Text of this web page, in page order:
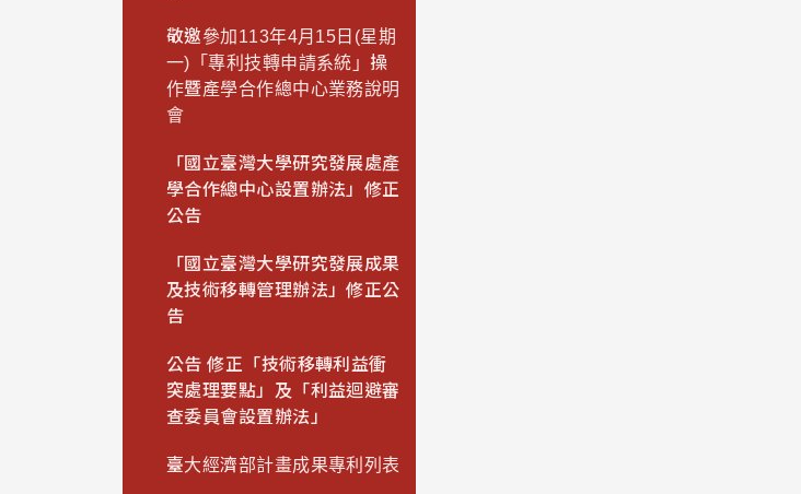
敬邀參加113年4月15日(星期
一)「專利技轉申請系統」操
作暨產學合作總中心業務說明
會
「國立臺灣大學研究發展處產
學合作總中心設置辦法」修正
公告
「國立臺灣大學研究發展成果
及技術移轉管理辦法」修正公
告
公告 修正「技術移轉利益衝
突處理要點」及「利益迴避審
查委員會設置辦法」
臺大經濟部計畫成果專利列表